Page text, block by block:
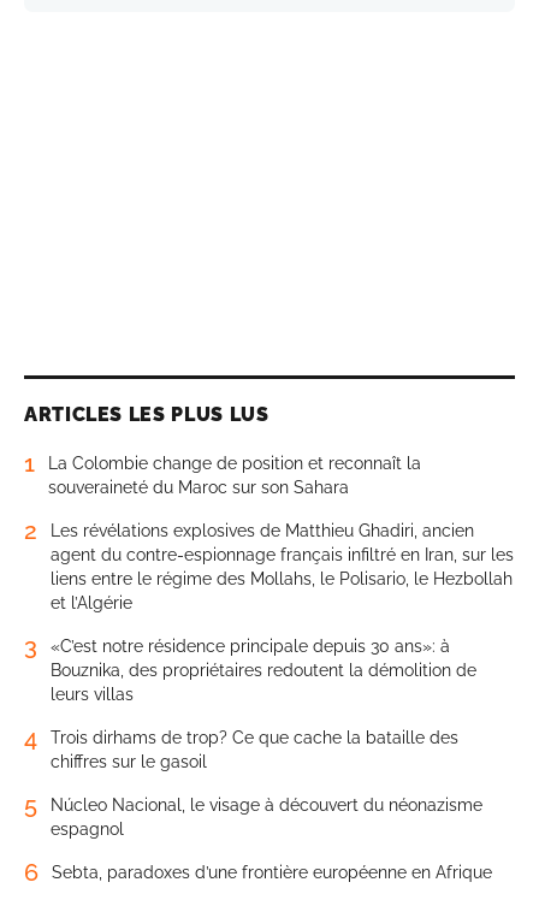
ARTICLES LES PLUS LUS
1
La Colombie change de position et reconnaît la
souveraineté du Maroc sur son Sahara
2
Les révélations explosives de Matthieu Ghadiri, ancien
agent du contre-espionnage français infiltré en Iran, sur les
liens entre le régime des Mollahs, le Polisario, le Hezbollah
et l’Algérie
3
«C’est notre résidence principale depuis 30 ans»: à
Bouznika, des propriétaires redoutent la démolition de
leurs villas
4
Trois dirhams de trop? Ce que cache la bataille des
chiffres sur le gasoil
5
Núcleo Nacional, le visage à découvert du néonazisme
espagnol
6 Sebta, paradoxes d’une frontière européenne en Afrique